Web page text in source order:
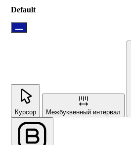
Default
Курсор Межбуквенный интервал